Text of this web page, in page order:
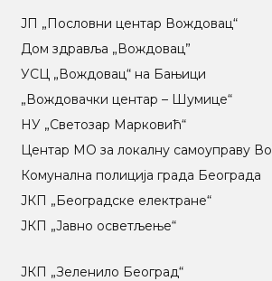
ЈП „Пословни центар Вождовац“
Дом здравља „Вождовац”
УСЦ „Вождовац“ на Бањици
„Вождовачки центар – Шумице“
НУ „Светозар Марковић“
Центар МO за локалну самоуправу
Комунална полиција града Београда
ЈКП „Београдске електране“
ЈКП „Јавно осветљење“
ЈКП „Зеленило Београд“